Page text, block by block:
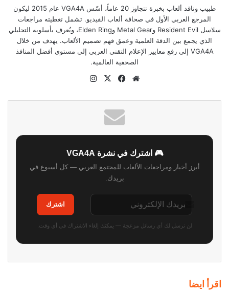
طبيب وناقد ألعاب بخبرة تتجاوز 20 عاماً، أسّس VGA4A عام 2015 ليكون
المرجع العربي الأول في صحافة ألعاب الفيديو. تشمل تغطيته مراجعات
سلاسل Resident Evil وMetal Gear وElden Ring، ويُعرف بأسلوبه التحليلي
الذي يجمع بين الدقة العلمية وعمق فهم تصميم الألعاب. يهدف من خلال
VGA4A إلى رفع معايير الإعلام التقني العربي إلى مستوى أفضل المنافذ
الصحفية العالمية.
موقع
فيسبوك
‫X
🎮 اشترك في نشرة VGA4A
أبرز أخبار ومراجعات الألعاب للمجتمع العربي — كل أسبوع في
بريدك.
اشترك
لن نرسل لك أي رسائل مزعجة — يمكنك إلغاء الاشتراك في أي وقت.
اقرأ ايضا